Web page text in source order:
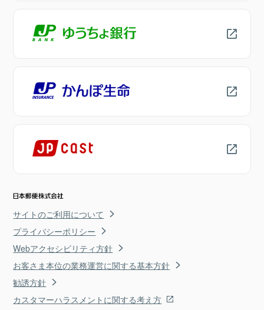
サイトのご利用について
プライバシーポリシー
Webアクセシビリティ方針
お客さま本位の業務運営に関する基本方針
勧誘方針
カスタマーハラスメントに関する考え方